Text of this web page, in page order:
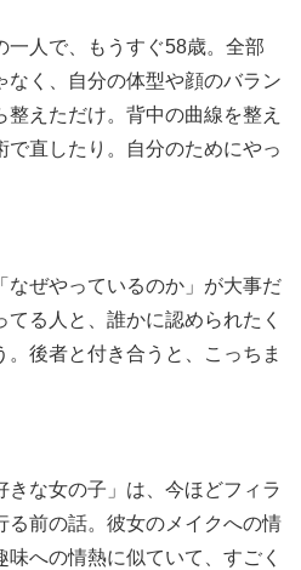
一人で、もうすぐ58歳。全部
なく、自分の体型や顔のバラン
えただけ。背中の曲線を整え
で直したり。自分のためにやっ
なぜやっているのか」が大事だ
る人と、誰かに認められたく
後者と付き合うと、こっちま
な女の子」は、今ほどフィラ
る前の話。彼女のメイクへの情
への情熱に似ていて、すごく